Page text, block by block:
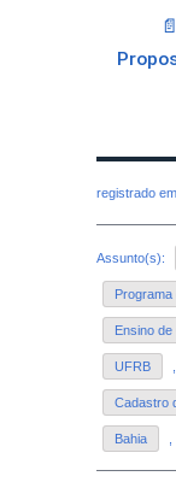
registrado
Assunto(s):
Programa
Ensino
UFRB
Cadastro
Bahia